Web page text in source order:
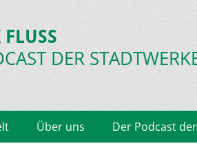
FLUSS
DER
Über uns Der Podcast